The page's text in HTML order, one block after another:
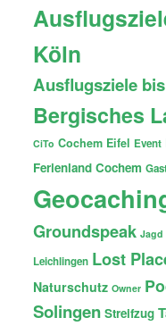
Köln
Ausflugsziele
Bergisches
CiTo Cochem Eifel Event
Ferienland Cochem
Groundspeak Jagd
Leichlingen Lost
Naturschutz Owner
Solingen Streifzug